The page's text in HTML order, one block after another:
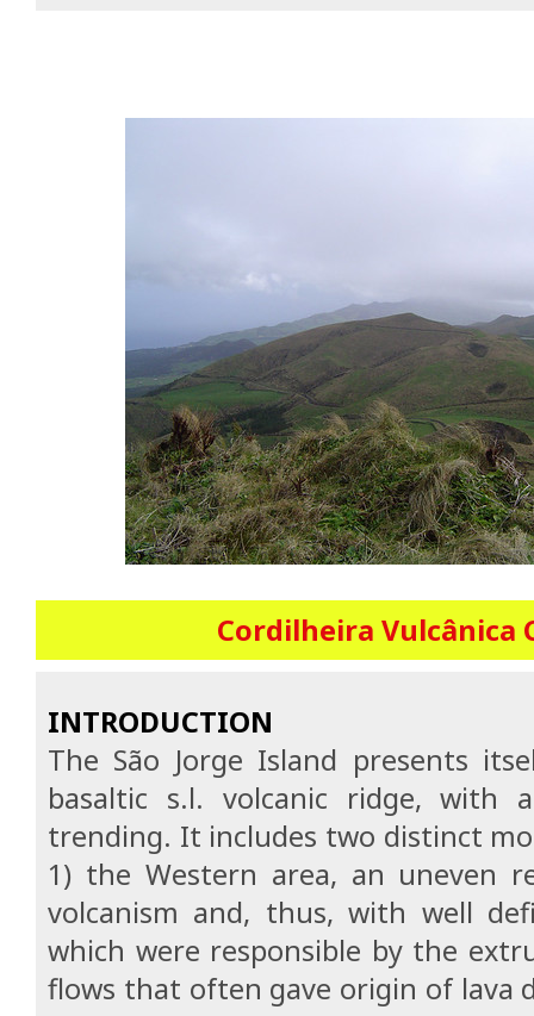
Cordilheira Vulcânica
INTRODUCTION
The São Jorge Island presents
basaltic s.l. volcanic ridge, with a
trending. It includes two distinct
1) the Western area, an uneven
volcanism and, thus, with well
which were responsible by the
flows that often gave origin of lava